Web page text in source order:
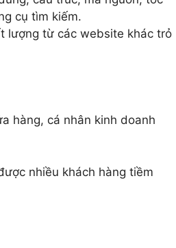
cụ tìm kiếm.
lượng từ các website khác trỏ
hàng, cá nhân kinh doanh
nhiều khách hàng tiềm